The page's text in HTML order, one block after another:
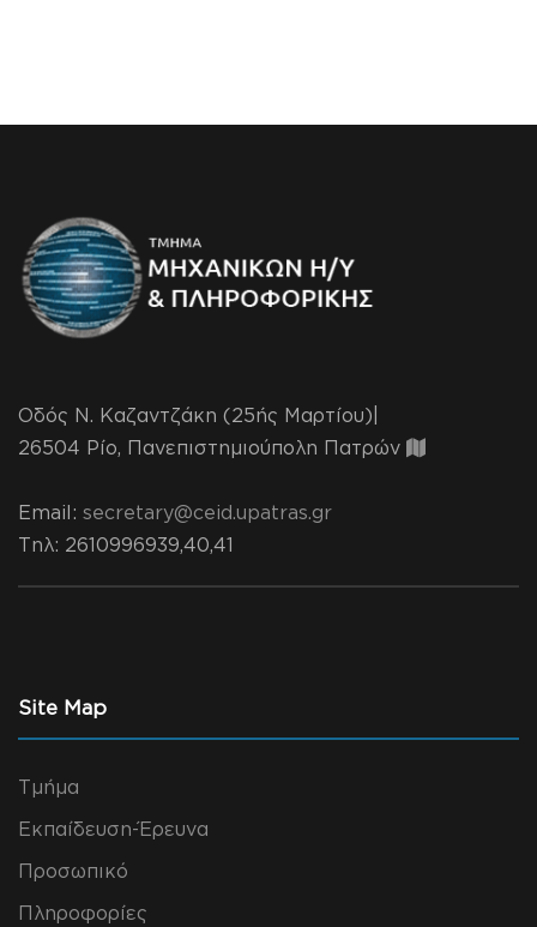
Οδός Ν. Καζαντζάκη (25ής Μαρτίου)|
26504 Ρίο, Πανεπιστημιούπολη Πατρών
Email: secretary@ceid.upatras.gr
Τηλ: 2610996939,40,41
Site Map
Τμήμα
Εκπαίδευση-Έρευνα
Προσωπικό
Πληροφορίες